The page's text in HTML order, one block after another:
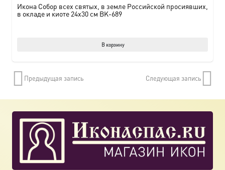
Икона Собор всех святых, в земле Российской просиявших,
в окладе и киоте 24х30 см BK-689
В корзину
Предыдущая запись Следующая запись